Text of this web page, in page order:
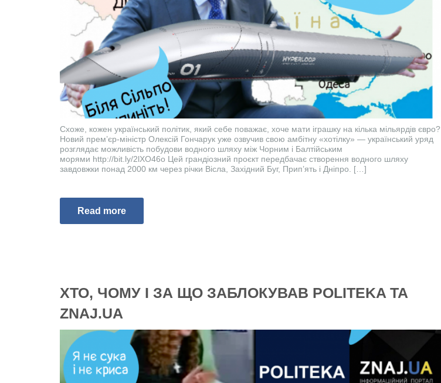
Схоже, кожен український політик, який себе поважає, хоче мати іграшку на кілька мільярдів євро?
Новий прем’єр-міністр Олексій Гончарук уже озвучив свою амбітну «хотілку» — український уряд
розглядає можливість побудови водного шляху між Чорним і Балтійським
морями http://bit.ly/2lXO46o Цей грандіозний проєкт передбачає створення водного шляху
завдовжки понад 2000 км через річки Вісла, Західний Буг, Прип’ять і Дніпро. […]
Read more
ХТО, ЧОМУ І ЗА ЩО ЗАБЛОКУВАВ POLITEKA ТА
ZNAJ.UA